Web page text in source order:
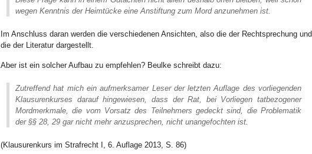
wegen Kenntnis der Heimtücke eine Anstiftung zum Mord anzunehmen ist.
Im Anschluss daran werden die verschiedenen Ansichten, also die der Rechtsprechung und
die der Literatur dargestellt.
Aber ist ein solcher Aufbau zu empfehlen? Beulke schreibt dazu:
Zutreffend hat mich ein aufmerksamer Leser der letzten Auflage des vorliegenden
Klausurenkurses darauf hingewiesen, dass der Rat, bei Vorliegen tatbezogener
Mordmerkmale, die vom Vorsatz des Teilnehmers gedeckt sind, die Problematik
der §§ 28, 29 gar nicht mehr anzusprechen, nicht unangefochten ist.
(Klausurenkurs im Strafrecht I, 6. Auflage 2013, S. 86)